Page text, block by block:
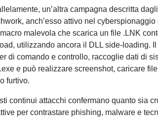
un’altra campagna descritta
anch’esso attivo nel
malevola che scarica un file .LNK
utilizzando ancora il DLL side-loading.
di comando e controllo, raccoglie dati di
e può realizzare screenshot, caricare
furtivo.
continui attacchi confermano quanto sia
per contrastare phishing, malware e